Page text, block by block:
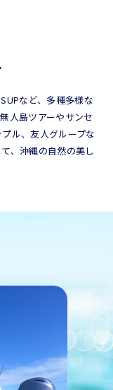
など、多種多様な
人島ツアーやサンセ
ル、友人グループな
、沖縄の自然の美し